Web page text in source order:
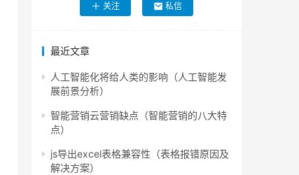
关注 私信
最近文章
人工智能化将给人类的影响（人工智能发
展前景分析）
智能营销云营销缺点（智能营销的八大特
点）
js导出excel表格兼容性（表格报错原因及
解决方案）